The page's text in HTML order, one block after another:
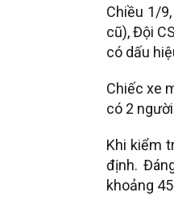
Chiều 1/
cũ), Đội
có dấu
Chiếc xe
có 2
Khi kiểm
định.
khoảng